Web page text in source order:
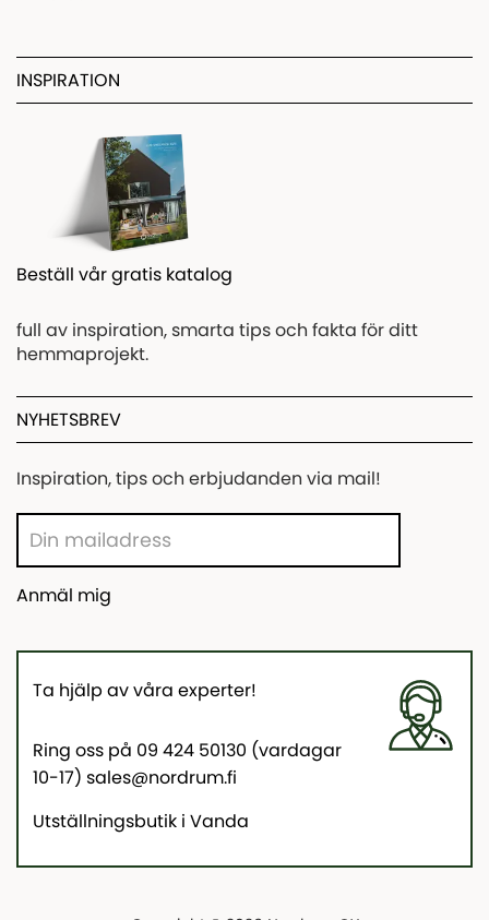
INSPIRATION
Beställ vår gratis katalog
full av inspiration, smarta tips och fakta för ditt
hemmaprojekt.
NYHETSBREV
Inspiration, tips och erbjudanden via mail!
Anmäl mig
Ta hjälp av våra experter!
Ring oss på 09 424 50130 (vardagar
10-17) sales@nordrum.fi
Utställningsbutik i Vanda